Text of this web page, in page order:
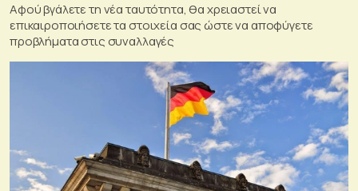
Αφού βγάλετε τη νέα ταυτότητα, θα χρειαστεί να
επικαιροποιήσετε τα στοιχεία σας ώστε να αποφύγετε
προβλήματα στις συναλλαγές